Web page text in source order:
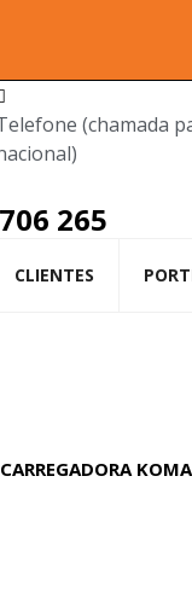
(chamada
265
CLIENTES